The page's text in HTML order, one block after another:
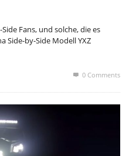
Fans, und solche, die es
Side-by-Side Modell YXZ
0 Comments